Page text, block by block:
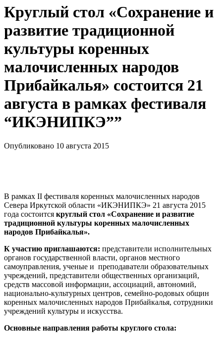
Круглый стол «Сохранение и
развитие традиционной
культуры коренных
малочисленных народов
Прибайкалья» состоится 21
августа в рамках фестиваля
“ИКЭНИПКЭ””
Опубликовано 10 августа 2015
В рамках II фестиваля коренных малочисленных народов
Севера Иркутской области «ИКЭНИПКЭ» 21 августа 2015
года состоится круглый стол «Сохранение и развитие
традиционной культуры коренных малочисленных
народов Прибайкалья».
К участию приглашаются: представители исполнительных
органов государственной власти, органов местного
самоуправления, ученые и преподаватели образовательных
учреждений, представители общественных организаций,
средств массовой информации, ассоциаций, автономий,
национально-культурных центров, семейно-родовых общин
коренных малочисленных народов Прибайкалья, сотрудники
учреждений культуры и искусства.
Основные направления работы круглого стола: